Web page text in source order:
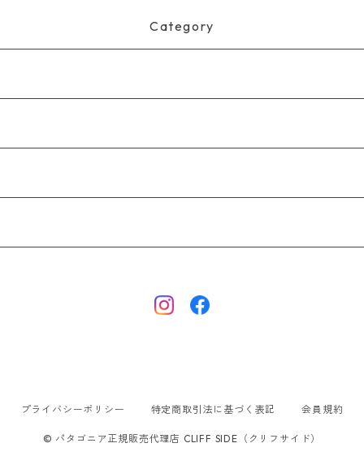
Category
プライバシーポリシー 特定商取引法に基づく表記 会員規約
© パタゴニア正規販売代理店 CLIFF SIDE（クリフサイド）